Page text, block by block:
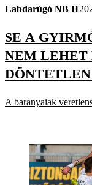
Labdarúgó NB II
SE A
NEM LEHET
A baranyaiak